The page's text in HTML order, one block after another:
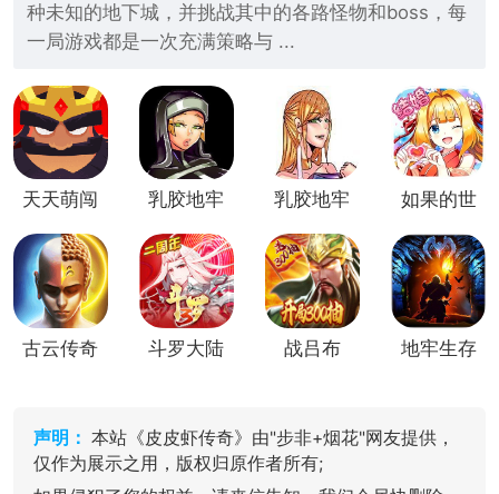
种未知的地下城，并挑战其中的各路怪物和boss，每
一局游戏都是一次充满策略与 ...
天天萌闯
折）
乳胶地牢
乳胶地牢
如果的世
回合制)
古云传奇
牌)
斗罗大陆
战吕布
牌)
地牢生存
声明： 本站《皮皮虾传奇》由"步非+烟花"网友提供，
仅作为展示之用，版权归原作者所有;